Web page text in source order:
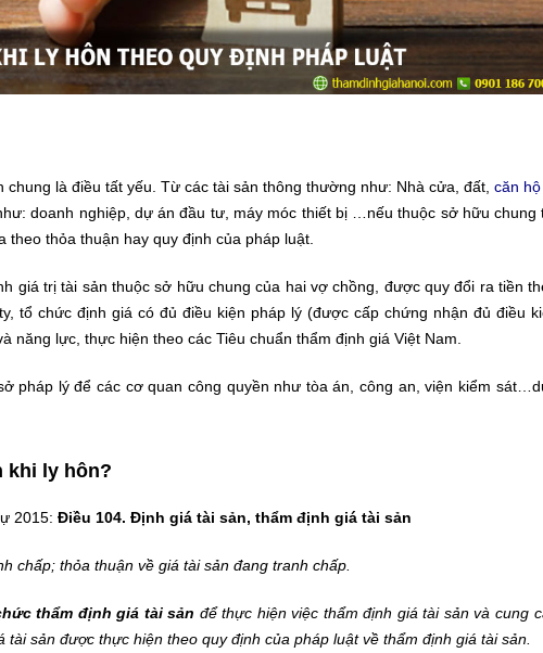
chung là điều tất yếu. Từ các tài sản thông thường như: Nhà cửa, đất,căn hộ
doanh nghiệp, dự án đầu tư, máy móc thiết bị …nếu thuộc sở hữu chung
theo thỏa thuận hay quy định của pháp luật.
giá trị tài sản thuộc sở hữu chung của hai vợ chồng, được quy đổi ra tiền
tổ chức định giá có đủ điều kiện pháp lý (được cấp chứng nhận đủ điều
năng lực, thực hiện theo các Tiêu chuẩn thẩm định giá Việt Nam.
pháp lý để các cơ quan công quyền như tòa án, công an, viện kiểm
khi ly hôn?
2015: Điều 104. Định giá tài sản, thẩm định giá tài sản
chấp; thỏa thuận về giá tài sản đang tranh chấp.
thẩm định giá tài sản để thực hiện việc thẩm định giá tài sản và cung
sản được thực hiện theo quy định của pháp luật về thẩm định giá tài sản.